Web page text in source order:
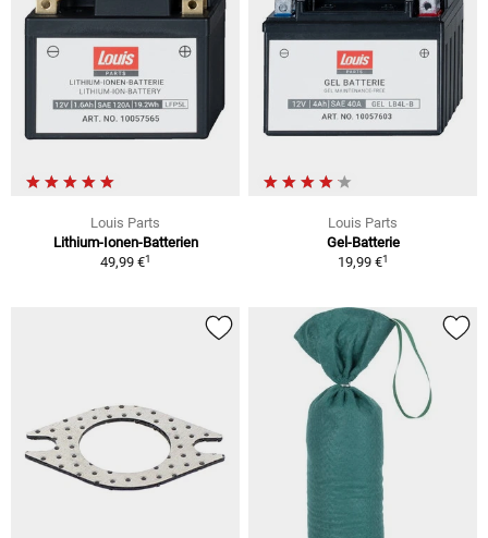
Louis Parts
Lithium-Ionen-Batterien
49,99 €1
Louis Parts
Gel-Batterie
19,99 €1